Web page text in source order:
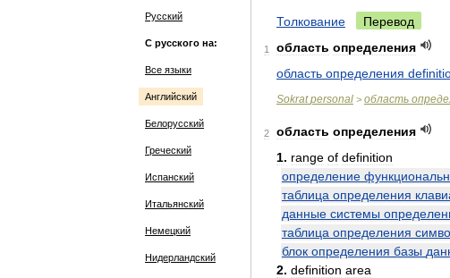
Русский
С русского на:
Все языки
Английский
Белорусский
Греческий
Испанский
Итальянский
Немецкий
Нидерландский
Толкование Перевод
1 область определения
область определения
Sokrat personal > область
2 область определения
1. range of definition
определение
таблица определения
данные системы
таблица определения
блок определения базы
2. definition area